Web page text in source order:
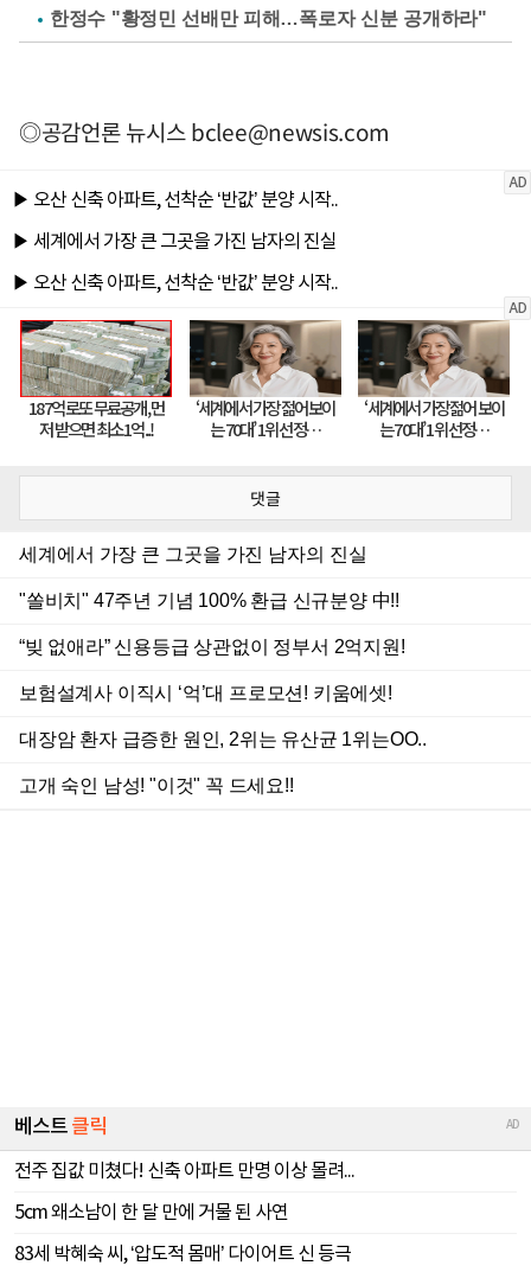
한정수 "황정민 선배만 피해…폭로자 신분 공개하라"
◎공감언론 뉴시스bclee@newsis.com
댓글